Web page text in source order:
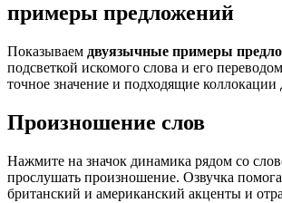
примеры предложений
Показываем двуязычные примеры
подсветкой искомого слова и его
точное значение и подходящие коллокации
Произношение слов
Нажмите на значок динамика рядом со
прослушать произношение. Озвучка
британский и американский акценты и